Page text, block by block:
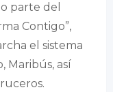
parte del
Contigo”,
el sistema
Maribús, así